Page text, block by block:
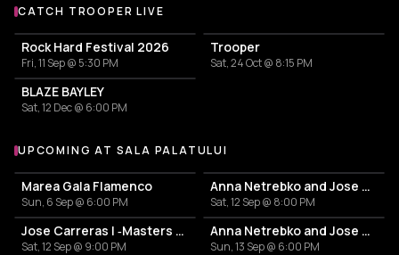
More events with Trooper
CATCH TROOPER LIVE
Rock Hard Festival 2026
Fri, 11 Sep @ 5:30 PM
Trooper
Sat, 24 Oct @ 8:15 PM
BLAZE BAYLEY
Sat, 12 Dec @ 6:00 PM
More events at Sala Palatului
UPCOMING AT SALA PALATULUI
Marea Gala Flamenco
Sun, 6 Sep @ 6:00 PM
Anna Netrebko and Jose Carreras
Sat, 12 Sep @ 8:00 PM
Jose Carreras | ‐Masters Of Classic‐
Sat, 12 Sep @ 9:00 PM
Anna Netrebko and Jose Carreras
Sun, 13 Sep @ 6:00 PM